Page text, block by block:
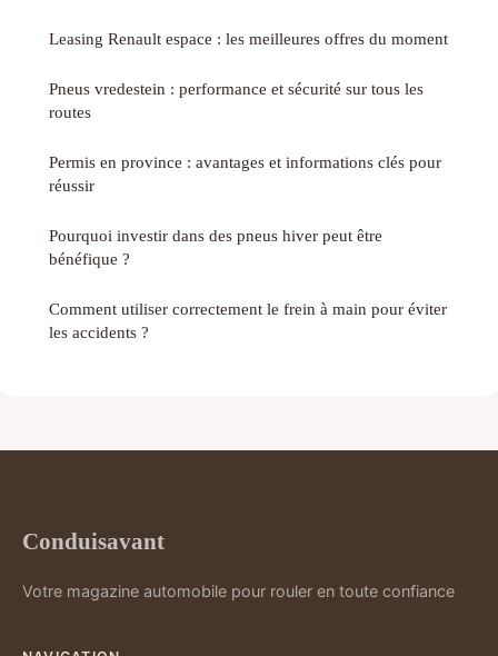
Leasing Renault espace : les meilleures offres du moment
Pneus vredestein : performance et sécurité sur tous les
routes
Permis en province : avantages et informations clés pour
réussir
Pourquoi investir dans des pneus hiver peut être
bénéfique ?
Comment utiliser correctement le frein à main pour éviter
les accidents ?
Conduisavant
Votre magazine automobile pour rouler en toute confiance